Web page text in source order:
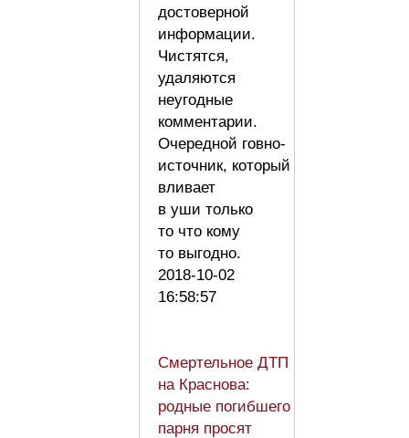
достоверной
информации.
Чистятся,
удаляются
неугодные
комментарии.
Очередной говно-
источник, который
вливает
в уши только
то что кому
то выгодно.
2018-10-02
16:58:57
Смертельное ДТП
на Краснова:
родные погибшего
парня просят